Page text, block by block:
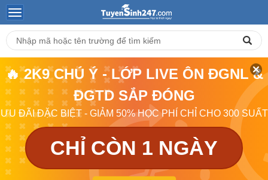
🔥 2K9 CHÚ Ý - LỚP LIVE ÔN ĐGNL &
ĐGTD SẮP ĐÓNG
ƯU ĐÃI ĐẶC BIỆT - GIẢM 50% HỌC PHÍ CHỈ CHO 300 SUẤT
CHỈ CÒN 1 NGÀY